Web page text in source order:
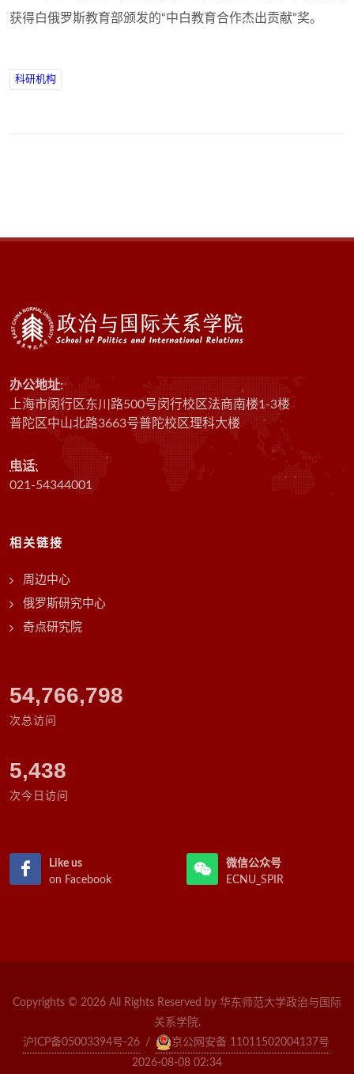
获得白俄罗斯教育部颁发的“中白教育合作杰出贡献”奖。
科研机构
办公地址:
上海市闵行区东川路500号闵行校区法商南楼1-3楼
普陀区中山北路3663号普陀校区理科大楼
电话:
021-54344001
相关链接
周边中心
俄罗斯研究中心
奇点研究院
61,405,192
次总访问
5,438
次今日访问
Like us
on Facebook
微信公众号
ECNU_SPIR
Copyrights © 2026 All Rights Reserved by 华东师范大学政治与国际
关系学院.
沪ICP备05003394号-26
/
京公网安备 11011502004137号
2026-08-08 02:34